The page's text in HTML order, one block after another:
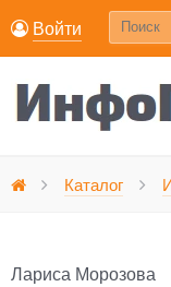
Войти
Каталог
Лариса Морозова